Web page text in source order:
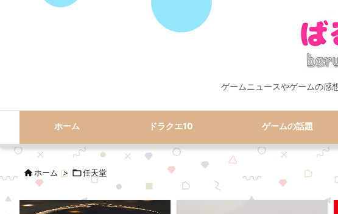
ゲームニュースやゲームの感
ホーム ドラクエ10 ゲームの話題
ホーム > 任天堂